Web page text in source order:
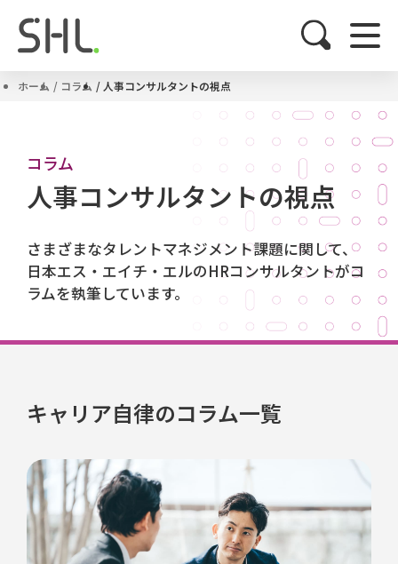
ホーム コラム 人事コンサルタントの視点
コラム
人事コンサルタントの視点
さまざまなタレントマネジメント課題に関して、
日本エス・エイチ・エルのHRコンサルタントがコ
ラムを執筆しています。
キャリア自律のコラム一覧